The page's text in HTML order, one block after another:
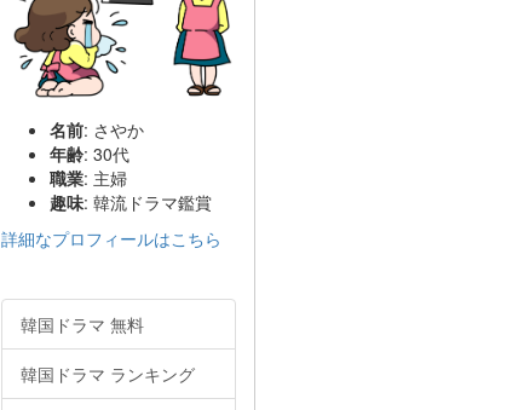
名前: さやか
年齢: 30代
職業: 主婦
趣味: 韓流ドラマ鑑賞
詳細なプロフィールはこちら
韓国ドラマ 無料
韓国ドラマ ランキング